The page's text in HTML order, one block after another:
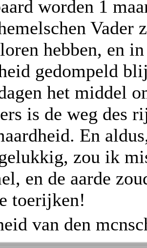
worden 1
Vader
hebben, en
gedompeld
het middel
is de weg des
En
zou ik
en de aarde
toerijken!
van den